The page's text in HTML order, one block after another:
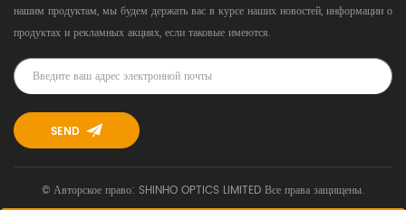
нашим продуктам, мы будем держать вас в курсе наших новостей, информации о
продуктах и ​​рекламных акциях, если таковые имеются.
© Авторское право: SHINHO OPTICS LIMITED Все права защищены.